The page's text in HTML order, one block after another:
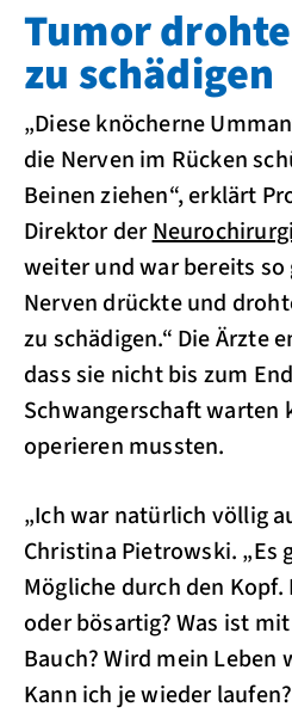
Tumor
zu schädigen
„Diese knöcherne
die Nerven im Rücken
Beinen ziehen“, erklärt
Direktor der
weiter und war bereits so
Nerven drückte und
zu schädigen.“ Die Ärzte
dass sie nicht bis zum
Schwangerschaft warten
operieren mussten.
„Ich war natürlich völlig
Christina Pietrowski. „Es
Mögliche durch den
oder bösartig? Was ist
Bauch? Wird mein Leben
Kann ich je wieder